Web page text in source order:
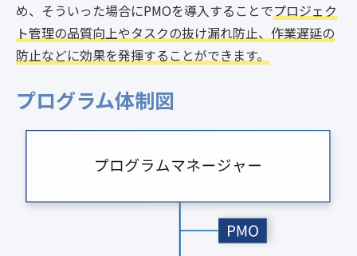
め、そういった場合にPMOを導入することでプロジェク
ト管理の品質向上やタスクの抜け漏れ防止、作業遅延の
防止などに効果を発揮することができます。
プログラム体制図